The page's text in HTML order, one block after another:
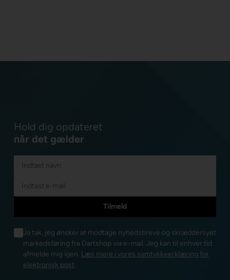
Hold dig opdateret
når det gælder
Ja tak, jeg ønsker at modtage nyhedsbreve og skræddersyet
markedsføring fra Dartshop via e-mail. Jeg kan til enhver tid
afmelde mig igen. Læs mere i vores samtykkeerklæring for
elektronisk post